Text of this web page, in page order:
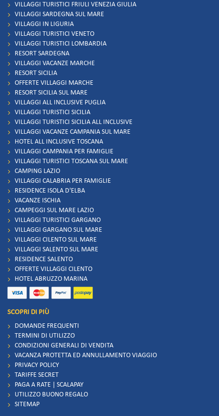
VILLAGGI TURISTICI FRIULI VENEZIA GIULIA
VILLAGGI SARDEGNA SUL MARE
VILLAGGI IN LIGURIA
VILLAGGI TURISTICI VENETO
VILLAGGI TURISTICI LOMBARDIA
RESORT SARDEGNA
VILLAGGI VACANZE MARCHE
RESORT SICILIA
OFFERTE VILLAGGI MARCHE
RESORT SICILIA SUL MARE
VILLAGGI ALL INCLUSIVE PUGLIA
VILLAGGI TURISTICI SICILIA
VILLAGGI TURISTICI SICILIA ALL INCLUSIVE
VILLAGGI VACANZE CAMPANIA SUL MARE
HOTEL ALL INCLUSIVE TOSCANA
VILLAGGI CAMPANIA PER FAMIGLIE
VILLAGGI TURISTICI TOSCANA SUL MARE
CAMPING LAZIO
VILLAGGI CALABRIA PER FAMIGLIE
RESIDENCE ISOLA D'ELBA
VACANZE ISCHIA
CAMPEGGI SUL MARE LAZIO
VILLAGGI TURISTICI GARGANO
VILLAGGI GARGANO SUL MARE
VILLAGGI CILENTO SUL MARE
VILLAGGI SALENTO SUL MARE
RESIDENCE SALENTO
OFFERTE VILLAGGI CILENTO
HOTEL ABRUZZO MARINA
SCOPRI DI PIÙ
DOMANDE FREQUENTI
TERMINI DI UTILIZZO
CONDIZIONI GENERALI DI VENDITA
VACANZA PROTETTA ED ANNULLAMENTO VIAGGIO
PRIVACY POLICY
TARIFFE SECRET
PAGA A RATE | SCALAPAY
UTILIZZO BUONO REGALO
SITEMAP